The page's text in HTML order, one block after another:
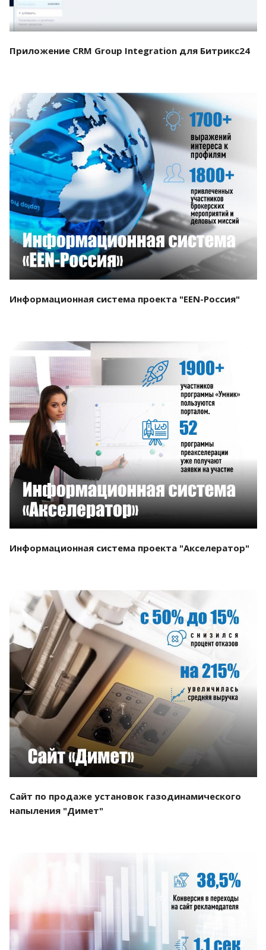
Приложение CRM Group Integration для Битрикс24
Смотреть проект
Информационная система проекта "EEN-Россия"
Смотреть проект
Информационная система проекта "Акселератор"
Смотреть проект
Сайт по продаже установок газодинамического
напыления "Димет"